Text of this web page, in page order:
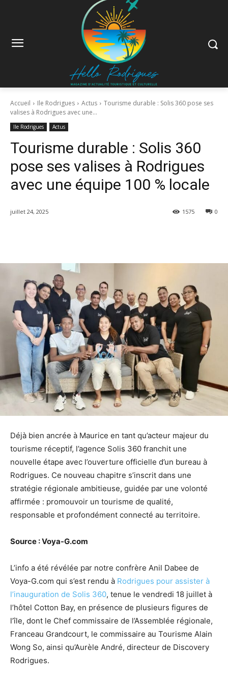
Accueil Ile Rodrigues Actus
Tourisme durable : Solis 360 pose ses
valises à Rodrigues avec une...
Ile Rodrigues Actus
Tourisme durable : Solis 360
pose ses valises à Rodrigues
avec une équipe 100 % locale
juillet 24, 2025 0
1575
Déjà bien ancrée à Maurice en tant qu’acteur majeur du
tourisme réceptif, l’agence Solis 360 franchit une
nouvelle étape avec l’ouverture officielle d’un bureau à
Rodrigues. Ce nouveau chapitre s’inscrit dans une
stratégie régionale ambitieuse, guidée par une volonté
affirmée : promouvoir un tourisme de qualité,
responsable et profondément connecté au territoire.
Source : Voya-G.com
L’info a été révélée par notre confrère Anil Dabee de
Voya-G.com qui s’est rendu à Rodrigues pour assister à
l’inauguration de Solis 360, tenue le vendredi 18 juillet à
l’hôtel Cotton Bay, en présence de plusieurs figures de
l’île, dont le Chef commissaire de l’Assemblée régionale,
Franceau Grandcourt, le commissaire au Tourisme Alain
Wong So, ainsi qu’Aurèle André, directeur de Discovery
Rodrigues.